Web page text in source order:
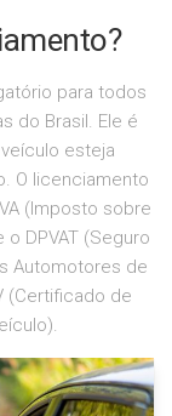
para todos
do Brasil. Ele é
esteja
O licenciamento
(Imposto sobre
DPVAT (Seguro
Automotores de
(Certificado de